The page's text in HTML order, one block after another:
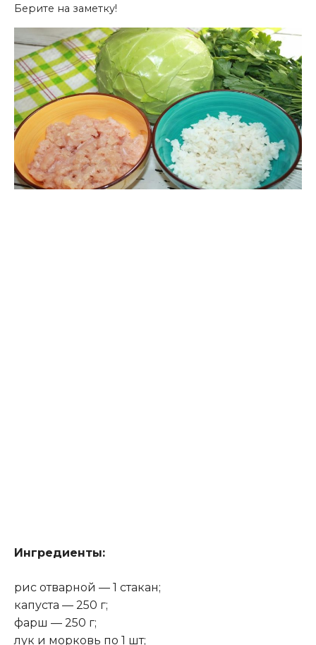
Берите на заметку!
Ингредиенты:
рис отварной — 1 стакан;
капуста — 250 г;
фарш — 250 г;
лук и морковь по 1 шт;